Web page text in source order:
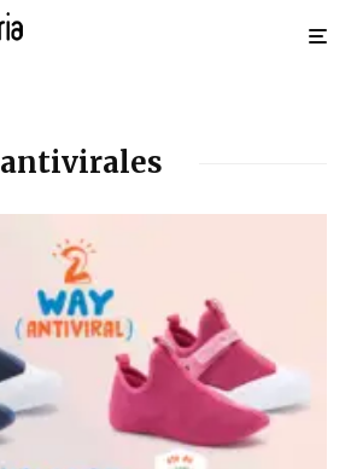
antivirales